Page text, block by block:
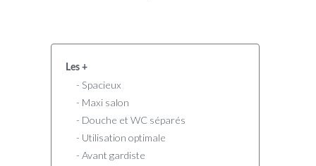
Les +
- Spacieux
- Maxi salon
- Douche et WC séparés
- Utilisation optimale
- Avant gardiste